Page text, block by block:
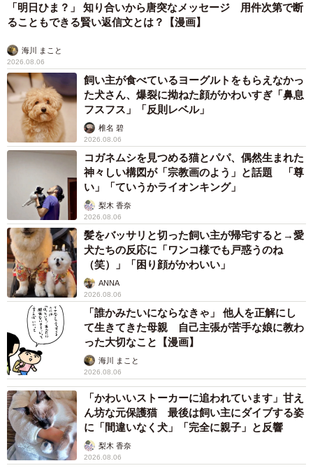
「明日ひま？」 知り合いから唐突なメッセージ 用件次第で断
ることもできる賢い返信文とは？【漫画】
海川 まこと
2026.08.06
飼い主が食べているヨーグルトをもらえなかっ
た犬さん、爆裂に拗ねた顔がかわいすぎ「鼻息
フスフス」「反則レベル」
椎名 碧
2026.08.06
コガネムシを見つめる猫とパパ、偶然生まれた
神々しい構図が「宗教画のよう」と話題 「尊
い」「ていうかライオンキング」
梨木 香奈
2026.08.06
髪をバッサリと切った飼い主が帰宅すると→愛
犬たちの反応に「ワンコ様でも戸惑うのね
（笑）」「困り顔がかわいい」
ANNA
2026.08.06
「誰かみたいにならなきゃ」 他人を正解にし
て生きてきた母親 自己主張が苦手な娘に教わ
った大切なこと【漫画】
海川 まこと
2026.08.06
「かわいいストーカーに追われています」甘え
ん坊な元保護猫 最後は飼い主にダイブする姿
に「間違いなく犬」「完全に親子」と反響
梨木 香奈
2026.08.06